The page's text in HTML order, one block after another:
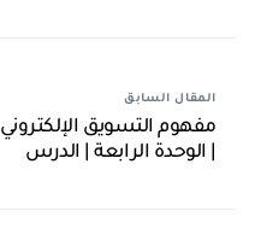
المقال السابق
مفهوم التسويق الإلكتروني
| الوحدة الرابعة | الدرس